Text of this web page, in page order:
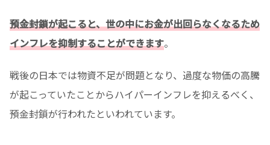
預金封鎖が起こると、世の中にお金が出回らなくなるため
インフレを抑制することができます。
戦後の日本では物資不足が問題となり、過度な物価の高騰
が起こっていたことからハイパーインフレを抑えるべく、
預金封鎖が行われたといわれています。